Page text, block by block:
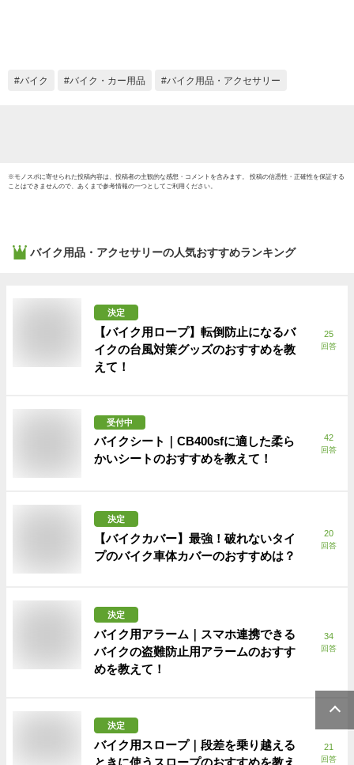
32 WW製 あす楽対
バイク バイク・カー用品 バイク用品・アクセサリー
※モノスポに寄せられた投稿内容は、投稿者の主観的な感想・コメントを含みます。 投稿の信憑性・正確性を保証する
ことはできませんので、あくまで参考情報の一つとしてご利用ください。
バイク用品・アクセサリーの人気おすすめランキング
決定
【バイク用ロープ】転倒防止になるバ
イクの台風対策グッズのおすすめを教
えて！
25
回答
受付中
バイクシート｜CB400sfに適した柔ら
かいシートのおすすめを教えて！
42
回答
決定
【バイクカバー】最強！破れないタイ
プのバイク車体カバーのおすすめは？
20
回答
決定
バイク用アラーム｜スマホ連携できる
バイクの盗難防止用アラームのおすす
めを教えて！
34
回答
決定
バイク用スロープ｜段差を乗り越える
ときに使うスロープのおすすめを教え
21
回答